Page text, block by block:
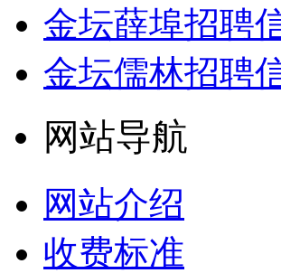
金坛薛埠招聘
金坛儒林招聘
网站导航
网站介绍
收费标准